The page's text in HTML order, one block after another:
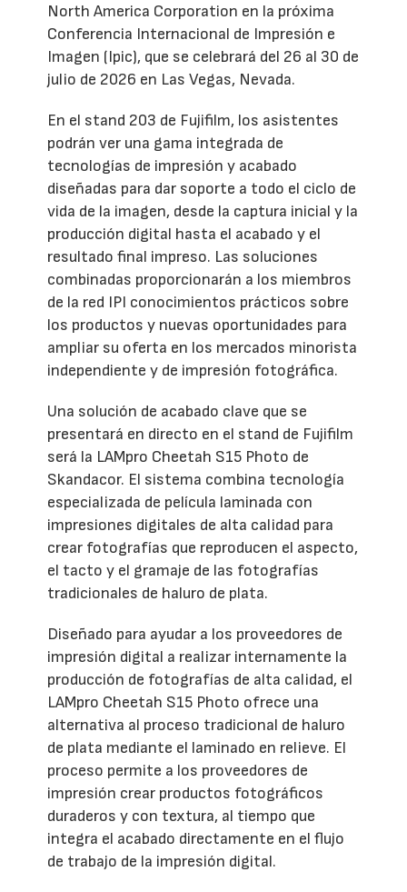
North America Corporation en la próxima
Conferencia Internacional de Impresión e
Imagen (Ipic), que se celebrará del 26 al 30 de
julio de 2026 en Las Vegas, Nevada.
En el stand 203 de Fujifilm, los asistentes
podrán ver una gama integrada de
tecnologías de impresión y acabado
diseñadas para dar soporte a todo el ciclo de
vida de la imagen, desde la captura inicial y la
producción digital hasta el acabado y el
resultado final impreso. Las soluciones
combinadas proporcionarán a los miembros
de la red IPI conocimientos prácticos sobre
los productos y nuevas oportunidades para
ampliar su oferta en los mercados minorista
independiente y de impresión fotográfica.
Una solución de acabado clave que se
presentará en directo en el stand de Fujifilm
será la LAMpro Cheetah S15 Photo de
Skandacor. El sistema combina tecnología
especializada de película laminada con
impresiones digitales de alta calidad para
crear fotografías que reproducen el aspecto,
el tacto y el gramaje de las fotografías
tradicionales de haluro de plata.
Diseñado para ayudar a los proveedores de
impresión digital a realizar internamente la
producción de fotografías de alta calidad, el
LAMpro Cheetah S15 Photo ofrece una
alternativa al proceso tradicional de haluro
de plata mediante el laminado en relieve. El
proceso permite a los proveedores de
impresión crear productos fotográficos
duraderos y con textura, al tiempo que
integra el acabado directamente en el flujo
de trabajo de la impresión digital.